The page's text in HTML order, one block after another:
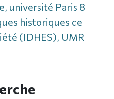
université Paris 8
historiques de
(IDHES), UMR